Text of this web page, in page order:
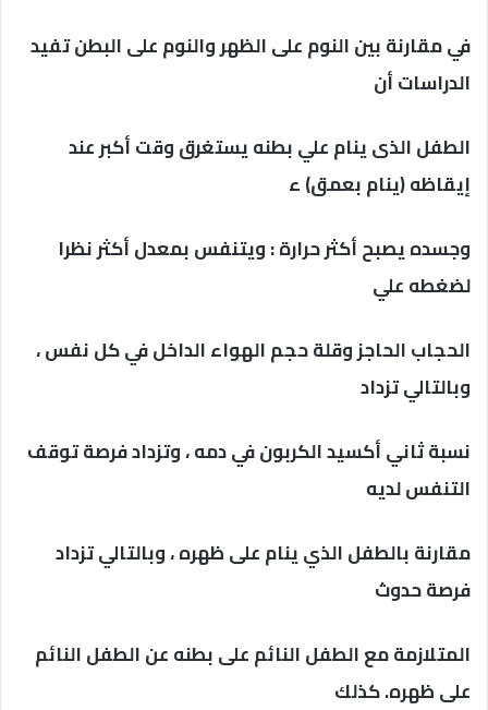
في مقارنة بين النوم على الظهر والنوم على البطن تفيد
الدراسات أن
الطفل الذى ينام علي بطنه يستغرق وقت أكبر عند
إيقاظه (ينام بعمق) ء
وجسده يصبح أكثر حرارة : ويتنفس بمعدل أكثر نظرا
لضغطه علي
الحجاب الحاجز وقلة حجم الهواء الداخل في كل نفس ،
وبالتالي تزداد
نسبة ثاني أكسيد الكربون في دمه ، وتزداد فرصة توقف
التنفس لديه
مقارنة بالطفل الذي ينام على ظهره ، وبالتالي تزداد
فرصة حدوث
المتلازمة مع الطفل النائم على بطنه عن الطفل النائم
على ظهره. كذلك